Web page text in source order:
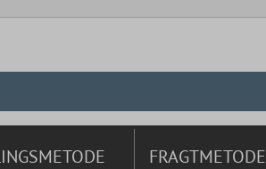
FRAGTMETODE